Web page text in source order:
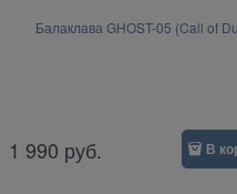
Балаклава GHOST-05 (Call of
1 990 руб. В